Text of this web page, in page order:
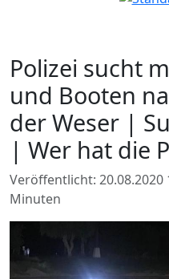
Polizei sucht
und Booten
der Weser |
| Wer hat die
Veröffentlicht: 20.08.2020
Minuten